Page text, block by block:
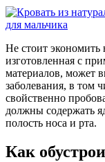
Не стоит экономить
изготовленная с
материалов, может
заболевания, в том
свойственно
должны содержать
полость носа и рта.
Как